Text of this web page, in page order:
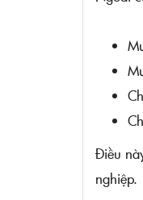
Điều
nghiệp.